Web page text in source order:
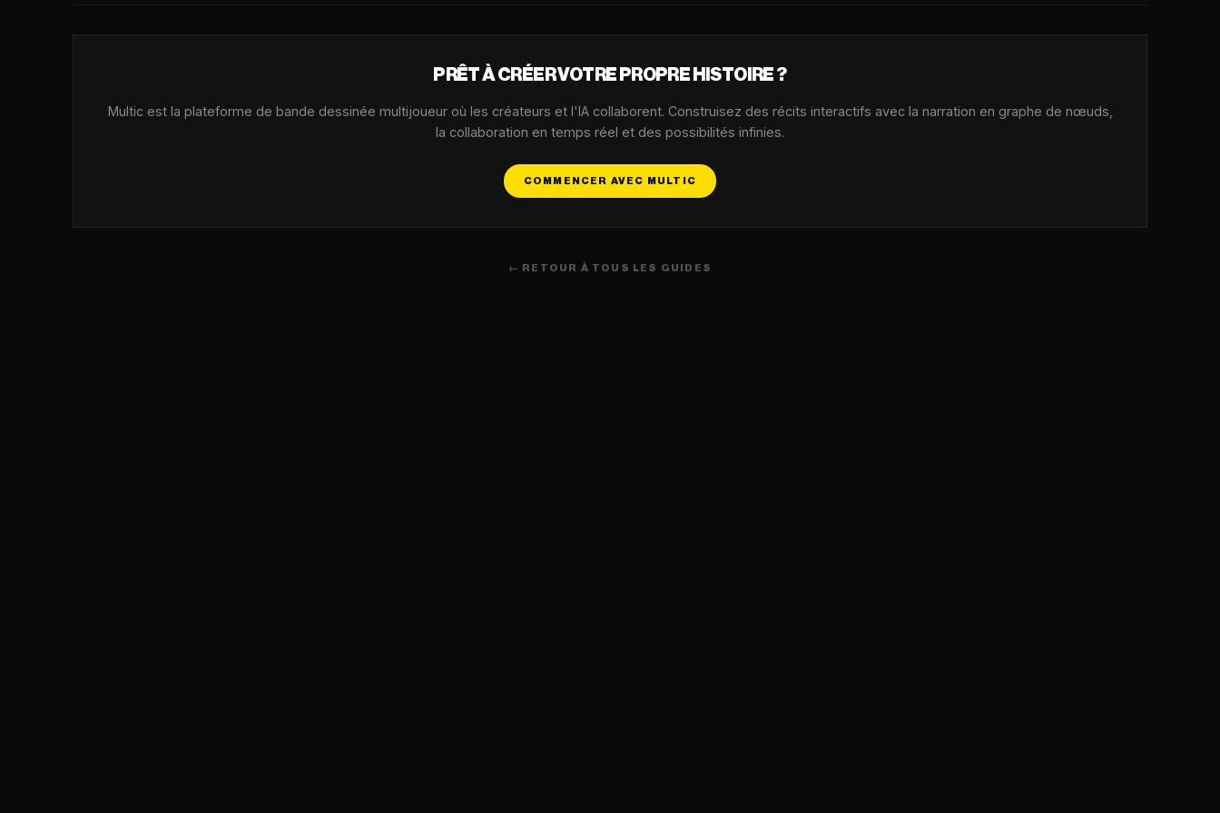
PRÊT À CRÉER VOTRE PROPRE HISTOIRE ?
Multic est la plateforme de bande dessinée multijoueur où les créateurs et l'IA collaborent. Construisez des récits interactifs avec la narration en graphe de nœuds,
la collaboration en temps réel et des possibilités infinies.
COMMENCER AVEC MULTIC
← RETOUR À TOUS LES GUIDES